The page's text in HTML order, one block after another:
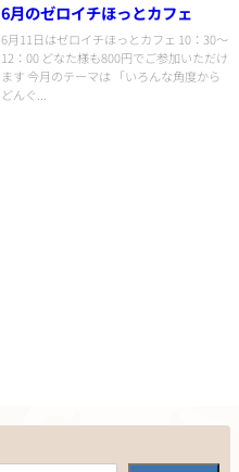
6月のゼロイチほっとカフェ
6月11日はゼロイチほっとカフェ 10：30〜
12：00 どなた様も800円でご参加いただけ
ます 今月のテーマは 「いろんな角度から
どんぐ...